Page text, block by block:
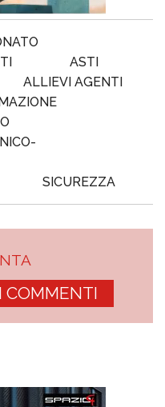
ASTI
ALLIEVI AGENTI
SICUREZZA
COMMENTI